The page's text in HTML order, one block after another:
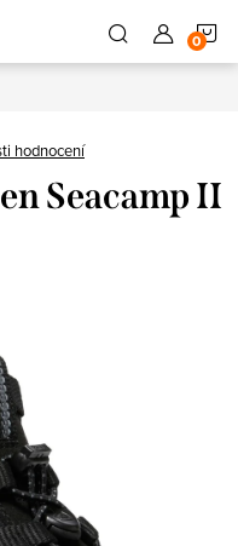
hodnocení
Seacamp II